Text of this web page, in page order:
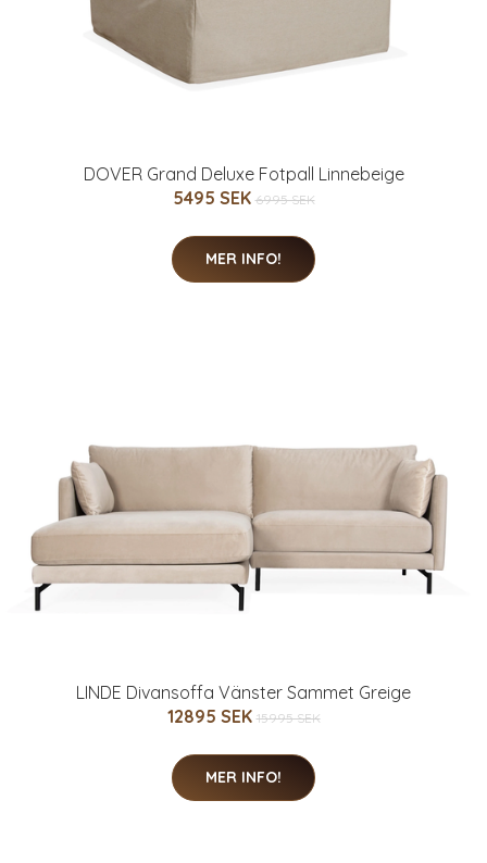
DOVER Grand Deluxe Fotpall Linnebeige
5495 SEK 6995 SEK
MER INFO!
LINDE Divansoffa Vänster Sammet Greige
12895 SEK 15995 SEK
MER INFO!